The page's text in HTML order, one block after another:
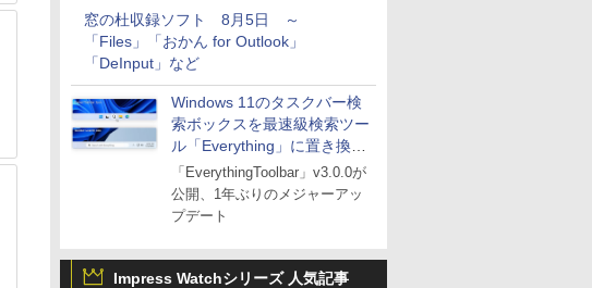
窓の杜収録ソフト 8月5日 ～
「Files」「おかん for Outlook」
「DeInput」など
Windows 11のタスクバー検
索ボックスを最速級検索ツー
ル「Everything」に置き換え
可能に
「EverythingToolbar」v3.0.0が
公開、1年ぶりのメジャーアッ
プデート
Impress Watchシリーズ 人気記事